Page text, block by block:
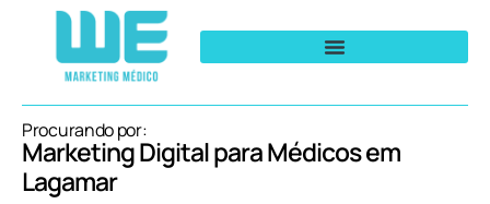
Procurando por:
Marketing Digital para Médicos em
Lagamar